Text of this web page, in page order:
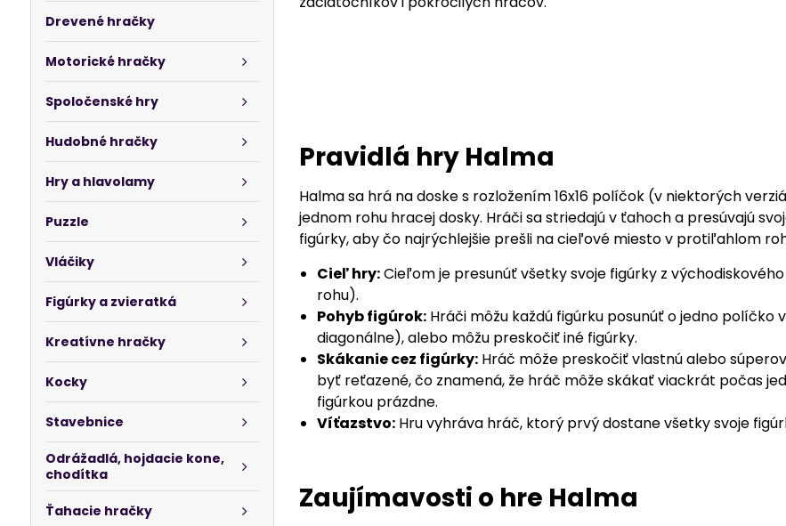
Pravidlá hry Halma
Halma sa hrá na doske s rozložením 16x16 políčok (v niektorých
jednom rohu hracej dosky. Hráči sa striedajú v ťahoch a presúvajú
figúrky, aby čo najrýchlejšie prešli na cieľové miesto v protiľahlom
Cieľ hry:Cieľom je presunúť všetky svoje figúrky z
rohu).
Pohyb figúrok: Hráči môžu každú figúrku posunúť o jedno
diagonálne), alebo môžu preskočiť iné figúrky.
Skákanie cez figúrky: Hráč môže preskočiť vlastnú alebo
byť reťazené, čo znamená, že hráč môže skákať viackrát počas
figúrkou prázdne.
Víťazstvo: Hru vyhráva hráč, ktorý prvý dostane všetky svoje
Zaujímavosti o hre Halma
Drevené hračky
Motorické hračky
Spoločenské hry
Hudobné hračky
Hry a hlavolamy
Puzzle
Vláčiky
Figúrky a zvieratká
Kreatívne hračky
Kocky
Stavebnice
Odrážadlá, hojdacie kone,
chodítka
Ťahacie hračky